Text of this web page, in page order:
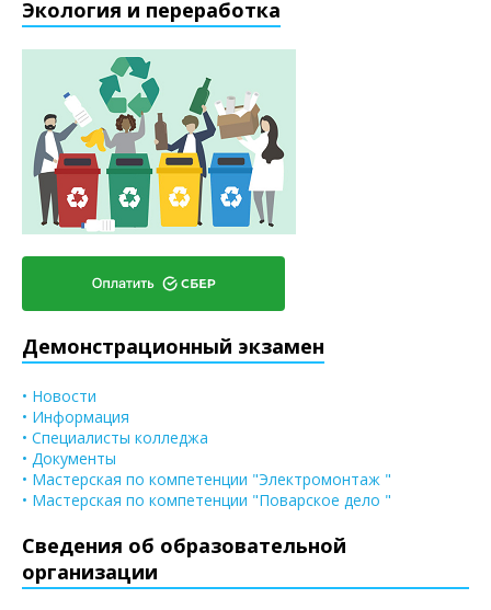
Экология и переработка
Демонстрационный экзамен
• Новости
• Информация
• Специалисты колледжа
• Документы
• Мастерская по компетенции "Электромонтаж "
• Мастерская по компетенции "Поварское дело "
Сведения об образовательной
организации